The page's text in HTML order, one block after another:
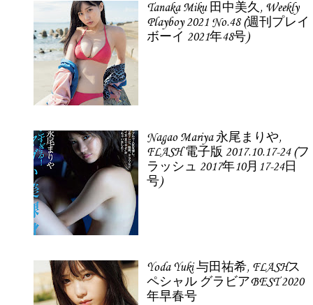
Tanaka Miku 田中美久, Weekly
Playboy 2021 No.48 (週刊プレイ
ボーイ 2021年48号)
Nagao Mariya 永尾まりや,
FLASH 電子版 2017.10.17-24 (フ
ラッシュ 2017年10月17-24日
号)
Yoda Yuki 与田祐希, FLASHス
ペシャル グラビアBEST 2020
年早春号